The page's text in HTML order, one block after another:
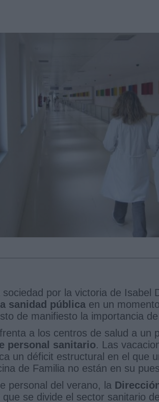
por la victoria de Isabel
sanidad pública en un
de manifiesto la importancia
a los centros de salud a un
personal sanitario. Las
un déficit estructural en el que
de Familia no están en su
personal del verano, la
se divide el sector sanitario